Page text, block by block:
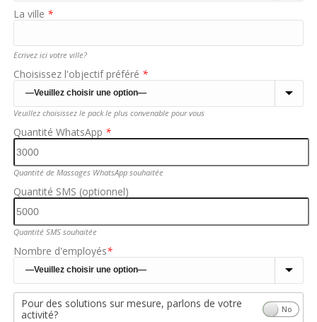
La ville *
Ecrivez ici votre ville?
Choisissez l'objectif préféré *
Veuillez choisissez le pack le plus convenable pour vous
Quantité WhatsApp *
Quantité de Massages WhatsApp souhaitée
Quantité SMS (optionnel)
Quantité SMS souhaitée
Nombre d'employés*
Pour des solutions sur mesure, parlons de votre
activité?
No